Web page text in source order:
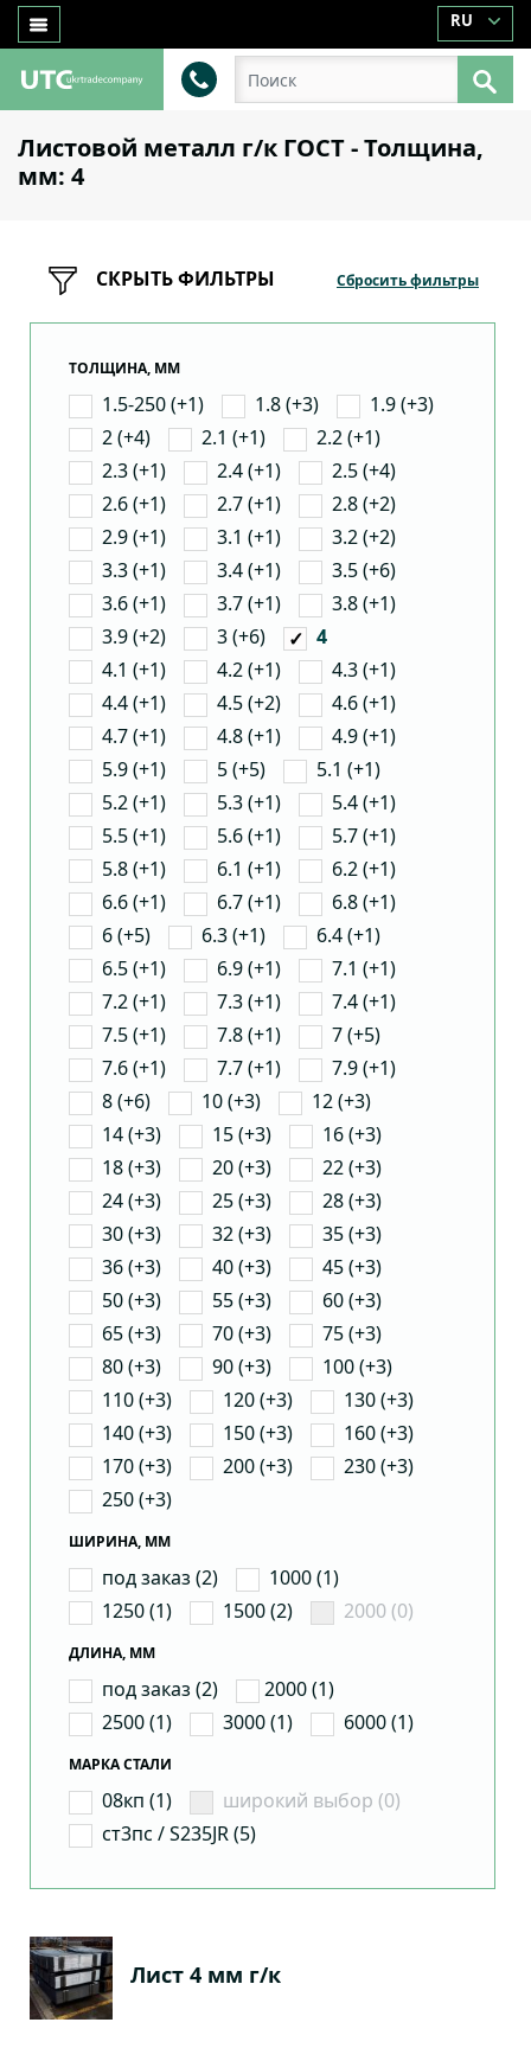
RU
Листовой металл г/к ГОСТ - Толщина,
мм: 4
СКРЫТЬ ФИЛЬТРЫ Сбросить фильтры
ТОЛЩИНА, ММ
1.5-250 (+1) 1.8 (+3)
1.9 (+3)
2 (+4)
2.1 (+1)
2.2 (+1)
2.3 (+1)
2.4 (+1)
2.5 (+4)
2.6 (+1)
2.7 (+1)
2.8 (+2)
2.9 (+1)
3.1 (+1)
3.2 (+2)
3.3 (+1)
3.4 (+1)
3.5 (+6)
3.6 (+1)
3.7 (+1)
3.8 (+1)
3.9 (+2)
3 (+6)
4
4.1 (+1)
4.2 (+1)
4.3 (+1)
4.4 (+1)
4.5 (+2)
4.6 (+1)
4.7 (+1)
4.8 (+1)
4.9 (+1)
5.9 (+1)
5 (+5)
5.1 (+1)
5.2 (+1)
5.3 (+1)
5.4 (+1)
5.5 (+1)
5.6 (+1)
5.7 (+1)
5.8 (+1)
6.1 (+1)
6.2 (+1)
6.6 (+1)
6.7 (+1)
6.8 (+1)
6 (+5)
6.3 (+1)
6.4 (+1)
6.5 (+1)
6.9 (+1)
7.1 (+1)
7.2 (+1)
7.3 (+1)
7.4 (+1)
7.5 (+1)
7.8 (+1)
7 (+5)
7.6 (+1)
7.7 (+1)
7.9 (+1)
8 (+6)
10 (+3)
12 (+3)
14 (+3)
15 (+3)
16 (+3)
18 (+3)
20 (+3)
22 (+3)
24 (+3)
25 (+3)
28 (+3)
30 (+3)
32 (+3)
35 (+3)
36 (+3)
40 (+3)
45 (+3)
50 (+3)
55 (+3)
60 (+3)
65 (+3)
70 (+3)
75 (+3)
80 (+3)
90 (+3)
100 (+3)
110 (+3)
120 (+3)
130 (+3)
140 (+3)
150 (+3)
160 (+3)
170 (+3)
200 (+3)
230 (+3)
250 (+3)
ШИРИНА, ММ
под заказ (2)
1000 (1)
1250 (1)
1500 (2) 2000 (0)
ДЛИНА, ММ
под заказ (2)
2000 (1)
2500 (1)
3000 (1) 6000 (1)
МАРКА СТАЛИ
08кп (1)
широкий выбор (0)
ст3пс / S235JR (5)
Лист 4 мм г/к